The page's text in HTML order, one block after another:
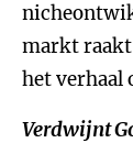
markt raakt
het verhaal
Verdwijnt